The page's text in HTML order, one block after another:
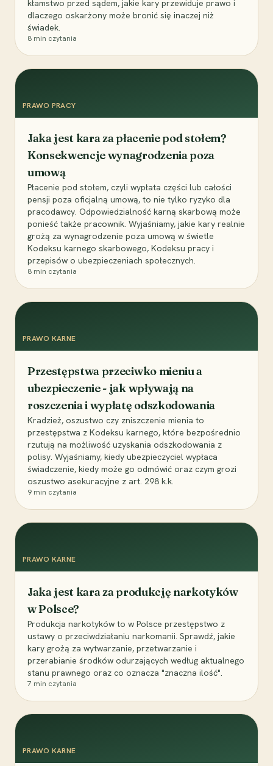
kłamstwo przed sądem, jakie kary przewiduje prawo i
dlaczego oskarżony może bronić się inaczej niż
świadek.
8 min czytania
PRAWO PRACY
Jaka jest kara za płacenie pod stołem?
Konsekwencje wynagrodzenia poza
umową
Płacenie pod stołem, czyli wypłata części lub całości
pensji poza oficjalną umową, to nie tylko ryzyko dla
pracodawcy. Odpowiedzialność karną skarbową może
ponieść także pracownik. Wyjaśniamy, jakie kary realnie
grożą za wynagrodzenie poza umową w świetle
Kodeksu karnego skarbowego, Kodeksu pracy i
przepisów o ubezpieczeniach społecznych.
8 min czytania
PRAWO KARNE
Przestępstwa przeciwko mieniu a
ubezpieczenie - jak wpływają na
roszczenia i wypłatę odszkodowania
Kradzież, oszustwo czy zniszczenie mienia to
przestępstwa z Kodeksu karnego, które bezpośrednio
rzutują na możliwość uzyskania odszkodowania z
polisy. Wyjaśniamy, kiedy ubezpieczyciel wypłaca
świadczenie, kiedy może go odmówić oraz czym grozi
oszustwo asekuracyjne z art. 298 k.k.
9 min czytania
PRAWO KARNE
Jaka jest kara za produkcję narkotyków
w Polsce?
Produkcja narkotyków to w Polsce przestępstwo z
ustawy o przeciwdziałaniu narkomanii. Sprawdź, jakie
kary grożą za wytwarzanie, przetwarzanie i
przerabianie środków odurzających według aktualnego
stanu prawnego oraz co oznacza "znaczna ilość".
7 min czytania
PRAWO KARNE